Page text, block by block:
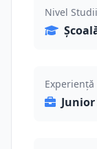
Nivel Studii
Experiență